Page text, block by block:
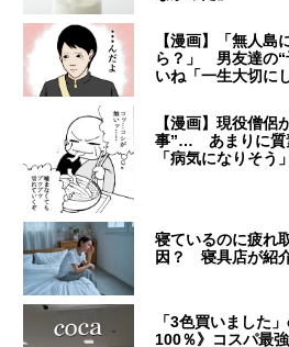
【漫画】「無人島
ら？」 男友達の“
いね「一生大切に
【漫画】現役僧侶
事”… あまりに質
「病気になりそう
寝ているのに疲れ
因？ 寝具店が紹
「3色買いました
100％》コスパ最